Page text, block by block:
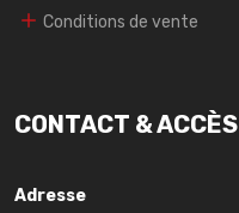
Conditions de vente
CONTACT & ACCÈS
Adresse